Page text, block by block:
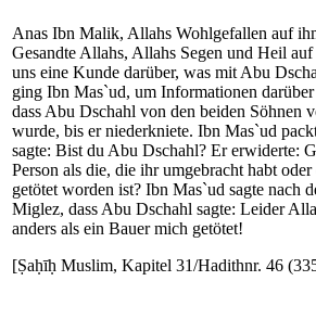
Anas Ibn Malik, Allahs Wohlgefallen auf
Gesandte Allahs, Allahs Segen und Heil
uns eine Kunde darüber, was mit Abu
ging Ibn Mas`ud, um Informationen
dass Abu Dschahl von den beiden Söhnen
wurde, bis er niederkniete. Ibn Mas`ud
sagte: Bist du Abu Dschahl? Er erwiderte:
Person als die, die ihr umgebracht habt
getötet worden ist? Ibn Mas`ud sagte nach
Miglez, dass Abu Dschahl sagte: Leider
anders als ein Bauer mich getötet!
[Ṣaḥīḥ Muslim, Kapitel 31/Hadithnr. 46